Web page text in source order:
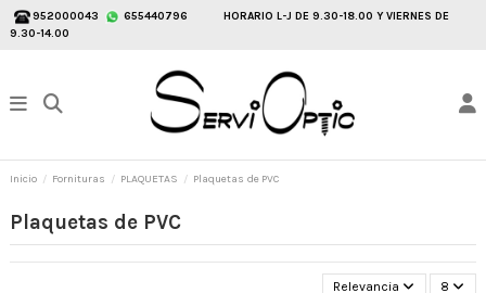
952000043 655440796
HORARIO L-J DE 9.30-18.00 Y VIERNES DE
9.30-14.00
Inicio Fornituras PLAQUETAS Plaquetas de PVC
Plaquetas de PVC
Relevancia 8